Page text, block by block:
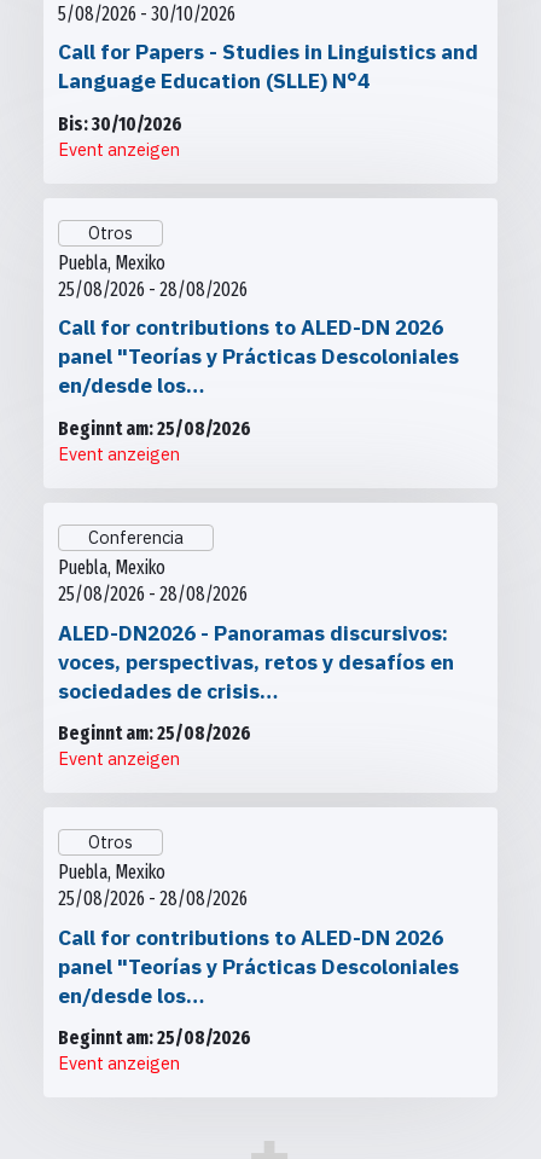
5/08/2026 - 30/10/2026
Call for Papers - Studies in Linguistics and
Language Education (SLLE) N°4
Bis: 30/10/2026
Event anzeigen
Otros
Puebla, Mexiko
25/08/2026 - 28/08/2026
Call for contributions to ALED-DN 2026
panel "Teorías y Prácticas Descoloniales
en/desde los…
Beginnt am: 25/08/2026
Event anzeigen
Conferencia
Puebla, Mexiko
25/08/2026 - 28/08/2026
ALED-DN2026 - Panoramas discursivos:
voces, perspectivas, retos y desafíos en
sociedades de crisis…
Beginnt am: 25/08/2026
Event anzeigen
Otros
Puebla, Mexiko
25/08/2026 - 28/08/2026
Call for contributions to ALED-DN 2026
panel "Teorías y Prácticas Descoloniales
en/desde los…
Beginnt am: 25/08/2026
Event anzeigen